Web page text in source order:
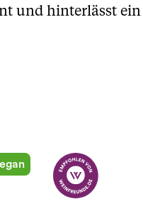
und hinterlässt